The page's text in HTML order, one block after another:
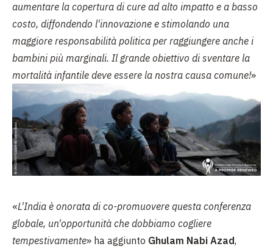
aumentare la copertura di cure ad alto impatto e a basso
costo, diffondendo l'innovazione e stimolando una
maggiore responsabilità politica per raggiungere anche i
bambini più marginali. Il grande obiettivo di sventare la
mortalità infantile deve essere la nostra causa comune!»
«L'India è onorata di co-promuovere questa conferenza
globale, un'opportunità che dobbiamo cogliere
tempestivamente» ha aggiunto Ghulam Nabi Azad,